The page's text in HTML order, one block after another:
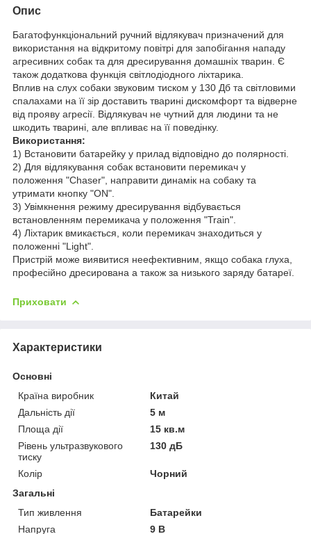
Опис
Багатофункціональний ручний відлякувач призначений для
використання на відкритому повітрі для запобігання нападу
агресивних собак та для дресирування домашніх тварин. Є
також додаткова функція світлодіодного ліхтарика.
Вплив на слух собаки звуковим тиском у 130 Дб та світловими
спалахами на її зір доставить тварині дискомфорт та відверне
від прояву агресії. Відлякувач не чутний для людини та не
шкодить тварині, але впливає на її поведінку.
Використання:
1) Встановити батарейку у прилад відповідно до полярності.
2) Для відлякування собак встановити перемикач у
положення "Chaser", направити динамік на собаку та
утримати кнопку "ON".
3) Увімкнення режиму дресирування відбувається
встановленням перемикача у положення "Train".
4) Ліхтарик вмикається, коли перемикач знаходиться у
положенні "Light".
Пристрій може виявитися неефективним, якщо собака глуха,
професійно дресирована а також за низького заряду батареї.
Приховати
Характеристики
Основні
Країна виробник
Китай
Дальність дії
5 м
Площа дії
15 кв.м
Рівень ультразвукового
тиску
130 дБ
Колір
Чорний
Загальні
Тип живлення
Батарейки
Напруга
9 В